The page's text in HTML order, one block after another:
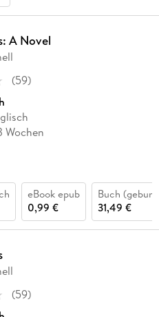
A Novel
(59)
Wochen
eBook epub
0,99 €
Buch
31,49 €
(59)